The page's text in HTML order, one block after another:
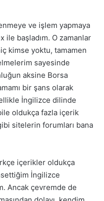
ve işlem yapmaya
ile başladım. O zamanlar
kimse yoktu, tamamen
sayesinde
aksine Borsa
bir şans olarak
İngilizce dilinde
oldukça fazla içerik
sitelerin forumları bana
içerikler oldukça
İngilizce
Ancak çevremde de